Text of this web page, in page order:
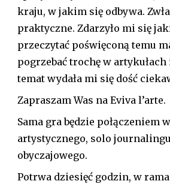
kraju, w jakim się odbywa.
praktyczne. Zdarzyło mi się
przeczytać poświęconą temu
pogrzebać trochę w
temat wydała mi się dość
Zapraszam Was na Eviva l’arte.
Sama gra będzie połączeniem
artystycznego, solo
obyczajowego.
Potrwa dziesięć godzin, w